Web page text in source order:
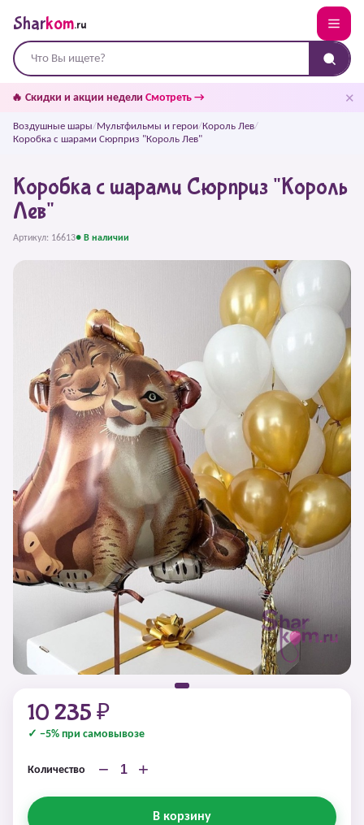
Sharkom.ru
🔥 Скидки и акции недели Смотреть → ✕
Воздушные шары/Мультфильмы и герои/Король Лев/
Коробка с шарами Сюрприз "Король Лев"
Коробка с шарами Сюрприз "Король
Лев"
Артикул: 16613● В наличии
10 235 ₽
✓ −5% при самовывозе
Количество − +
В корзину